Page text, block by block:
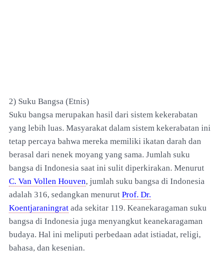
2) Suku Bangsa (Etnis)
Suku bangsa merupakan hasil dari sistem kekerabatan
yang lebih luas. Masyarakat dalam sistem kekerabatan ini
tetap percaya bahwa mereka memiliki ikatan darah dan
berasal dari nenek moyang yang sama. Jumlah suku
bangsa di Indonesia saat ini sulit diperkirakan. Menurut
C. Van Vollen Houven, jumlah suku bangsa di Indonesia
adalah 316, sedangkan menurut Prof. Dr.
Koentjaraningrat ada sekitar 119. Keanekaragaman suku
bangsa di Indonesia juga menyangkut keanekaragaman
budaya. Hal ini meliputi perbedaan adat istiadat, religi,
bahasa, dan kesenian.